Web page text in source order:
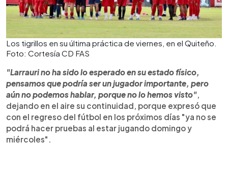
Los tigrillos en su última práctica de viernes, en el Quiteño.
Foto: Cortesía CD FAS
"Larrauri no ha sido lo esperado en su estado físico,
pensamos que podría ser un jugador importante, pero
aún no podemos hablar, porque no lo hemos visto",
dejando en el aire su continuidad, porque expresó que
con el regreso del fútbol en los próximos días "ya no se
podrá hacer pruebas al estar jugando domingo y
miércoles".